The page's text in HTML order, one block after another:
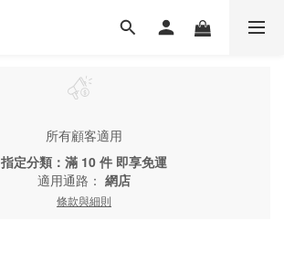
所有顧客適用
指定分類：滿 10 件 即享免運
適用通路： 網店
條款與細則